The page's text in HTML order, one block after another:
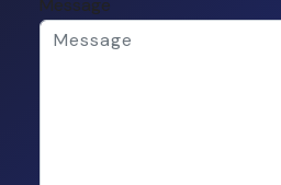
Message